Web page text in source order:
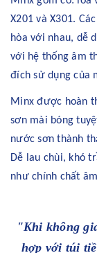
X201 và X301.
hòa với nhau, dễ
với hệ thống âm
đích sử dụng của
Minx được hoàn
sơn mài bóng
nước sơn thành
Dễ lau chùi, khó
như chính chất
"Khi không
hợp với túi